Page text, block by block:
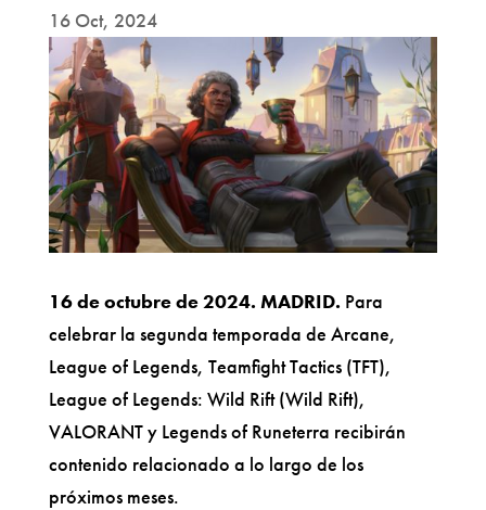
16 Oct, 2024
16 de octubre de 2024. MADRID. Para
celebrar la segunda temporada de Arcane,
League of Legends, Teamfight Tactics (TFT),
League of Legends: Wild Rift (Wild Rift),
VALORANT y Legends of Runeterra recibirán
contenido relacionado a lo largo de los
próximos meses.